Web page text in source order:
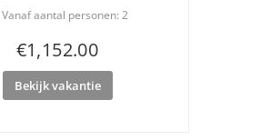
Vanaf aantal personen: 2
€1,152.00
Bekijk vakantie